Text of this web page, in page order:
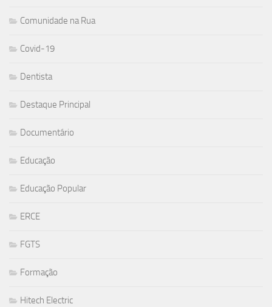
Comunidade na Rua
Covid-19
Dentista
Destaque Principal
Documentário
Educação
Educação Popular
ERCE
FGTS
Formação
Hitech Electric